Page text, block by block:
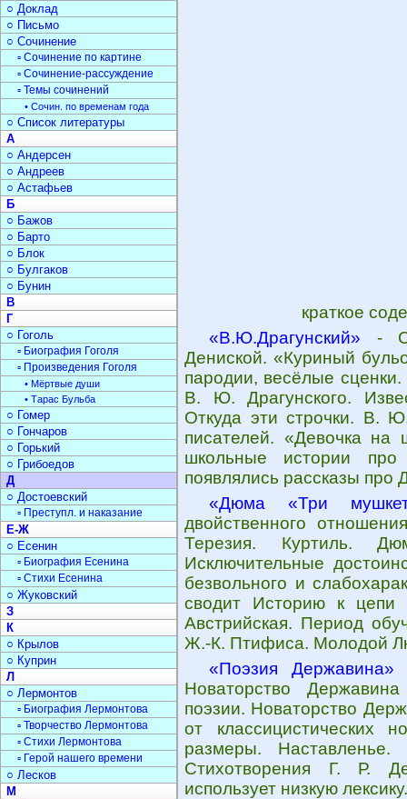
краткое
«В.Ю.Драгунский» -
Дениской. «Куриный
пародии, весёлые
В. Ю. Драгунского.
Откуда эти строчки. В.
писателей. «Девочка на
школьные истории
появлялись рассказы про
«Дюма «Три
двойственного
Терезия. Куртиль.
Исключительные
безвольного и
сводит Историю к цепи
Австрийская. Период
Ж.-К. Птифиса. Молодой
«Поэзия Державина»
Новаторство
поэзии. Новаторство
от классицистических
размеры.
Стихотворения Г. Р.
использует низкую лексику.
○ Доклад
○ Письмо
○ Сочинение
▫ Сочинение по картине
▫ Сочинение-рассуждение
▫ Темы сочинений
• Сочин. по временам года
○ Список литературы
А
○ Андерсен
○ Андреев
○ Астафьев
Б
○ Бажов
○ Барто
○ Блок
○ Булгаков
○ Бунин
В
Г
○ Гоголь
▫ Биография Гоголя
▫ Произведения Гоголя
• Мёртвые души
• Тарас Бульба
○ Гомер
○ Гончаров
○ Горький
○ Грибоедов
Д
○ Достоевский
▫ Преступл. и наказание
Е-Ж
○ Есенин
▫ Биография Есенина
▫ Стихи Есенина
○ Жуковский
З
К
○ Крылов
○ Куприн
Л
○ Лермонтов
▫ Биография Лермонтова
▫ Творчество Лермонтова
▫ Стихи Лермонтова
▫ Герой нашего времени
○ Лесков
М